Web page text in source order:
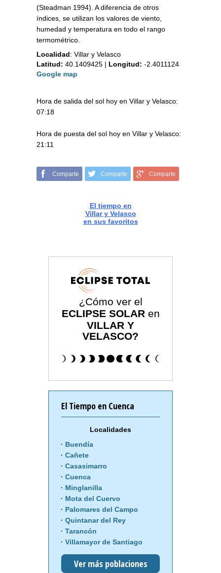
(Steadman 1994). A diferencia de otros
índices, se utilizan los valores de viento,
humedad y temperatura en todo el rango
termométrico.
Localidad: Villar y Velasco
Latitud: 40.1409425 | Longitud: -2.4011124
Google map
Hora de salida del sol hoy en Villar y Velasco:
07:18
Hora de puesta del sol hoy en Villar y Velasco:
21:11
Comparte Comparte Comparte
El tiempo en
Villar y Velasco
en sus favoritos
¿Cómo ver el
ECLIPSE SOLAR en
VILLAR Y
VELASCO?
El Tiempo en Cuenca
Localidades
Buendía
Cañete
Casasimarro
Cuenca
Minglanilla
Mota del Cuervo
Palomares del Campo
Quintanar del Rey
Tarancón
Villamayor de Santiago
Ver más poblaciones